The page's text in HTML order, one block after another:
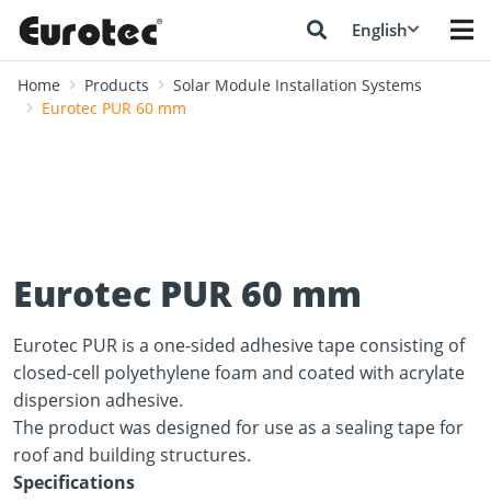
English
Home Products
Solar Module Installation Systems
Eurotec PUR 60 mm
Eurotec PUR 60 mm
Eurotec PUR is a one-sided adhesive tape consisting of
closed-cell polyethylene foam and coated with acrylate
dispersion adhesive.
The product was designed for use as a sealing tape for
roof and building structures.
Specifications